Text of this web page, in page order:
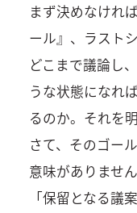
まず決めなけれ
ール』、ラストシ
どこまで議論し
うな状態になれ
るのか。それを
さて、そのゴー
意味がありませ
「保留となる議